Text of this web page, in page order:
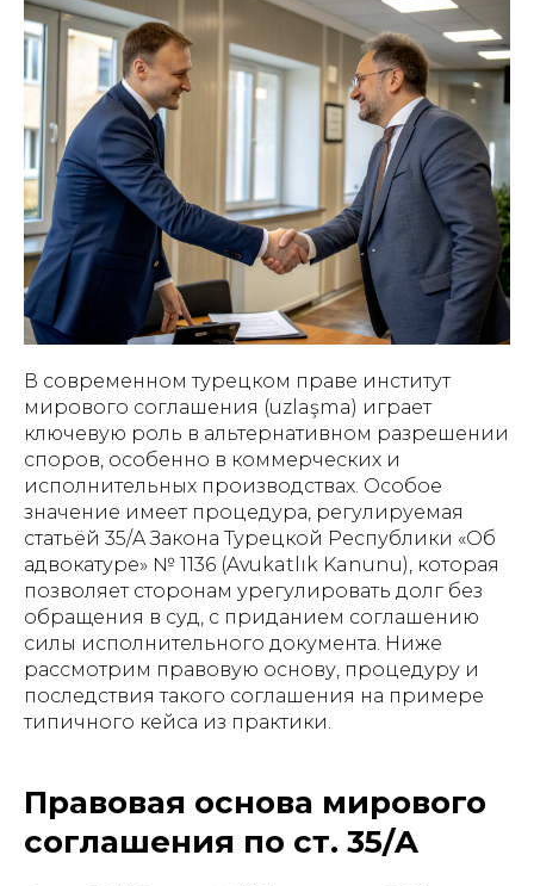
В современном турецком праве институт
мирового соглашения (uzlaşma) играет
ключевую роль в альтернативном разрешении
споров, особенно в коммерческих и
исполнительных производствах. Особое
значение имеет процедура, регулируемая
статьёй 35/A Закона Турецкой Республики «Об
адвокатуре» № 1136 (Avukatlık Kanunu), которая
позволяет сторонам урегулировать долг без
обращения в суд, с приданием соглашению
силы исполнительного документа. Ниже
рассмотрим правовую основу, процедуру и
последствия такого соглашения на примере
типичного кейса из практики.
Правовая основа мирового
соглашения по ст. 35/A